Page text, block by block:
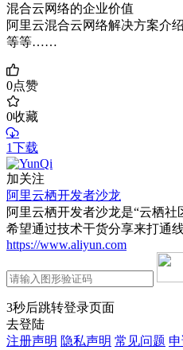
混合云网络的企业价值
阿里云混合云网络解决方案介绍
等等……
0点赞
0收藏
1下载
加关注
阿里云栖开发者沙龙
阿里云栖开发者沙龙是“云栖社
希望通过技术干货分享来打通
https://www.aliyun.com
3秒后跳转登录页面
去登陆
注册声明 隐私声明 常见问题